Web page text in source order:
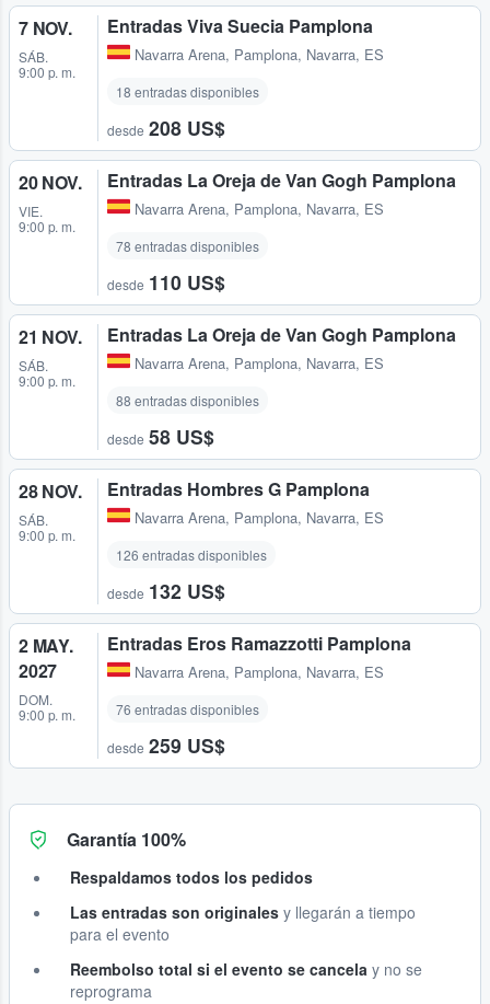
7 NOV.
SÁB.
9:00 p. m.
Entradas Viva Suecia Pamplona
Navarra Arena, Pamplona, Navarra, ES
18 entradas disponibles
desde 208 US$
20 NOV.
VIE.
9:00 p. m.
Entradas La Oreja de Van Gogh Pamplona
Navarra Arena, Pamplona, Navarra, ES
78 entradas disponibles
desde 110 US$
21 NOV.
SÁB.
9:00 p. m.
Entradas La Oreja de Van Gogh Pamplona
Navarra Arena, Pamplona, Navarra, ES
88 entradas disponibles
desde 58 US$
28 NOV.
SÁB.
9:00 p. m.
Entradas Hombres G Pamplona
Navarra Arena, Pamplona, Navarra, ES
126 entradas disponibles
desde 132 US$
2 MAY.
2027
DOM.
9:00 p. m.
Entradas Eros Ramazzotti Pamplona
Navarra Arena, Pamplona, Navarra, ES
76 entradas disponibles
desde 259 US$
Garantía 100%
Respaldamos todos los pedidos
Las entradas son originales y llegarán a tiempo
para el evento
Reembolso total si el evento se cancela y no se
reprograma